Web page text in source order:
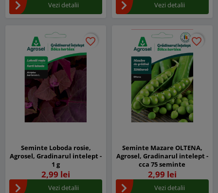
Vezi detalii Vezi detalii
favorite_border
favorite_border
Seminte Loboda rosie,
Agrosel, Gradinarul intelept -
1 g
2,99 lei
Vezi detalii
favorite_border
favorite_border
Seminte Mazare OLTENA,
Agrosel, Gradinarul intelept -
cca 75 seminte
2,99 lei
Vezi detalii